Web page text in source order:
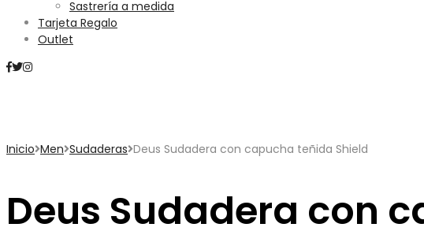
Sastrería a medida
Tarjeta Regalo
Outlet
Inicio Men Sudaderas Deus Sudadera con capucha teñida Shield
Deus Sudadera con